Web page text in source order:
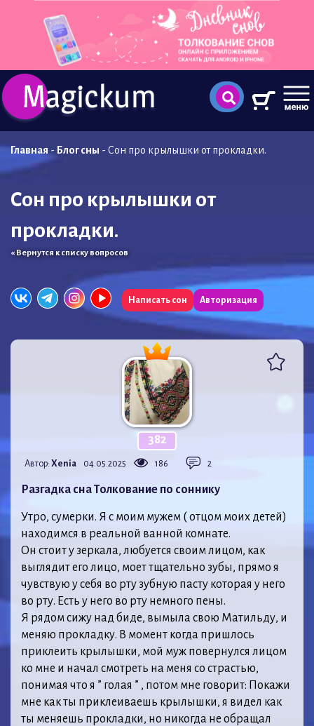
Главная - Блог сны - Сон про крылышки от прокладки.
Сон про крылышки от
прокладки.
« Вернутся к списку вопросов
Написать сон Авторизация
382
Автор: Xenia 04.05.2025 186 2
Разгадка сна Толкование по соннику
Утро, сумерки. Я с моим мужем ( отцом моих детей)
находимся в реальной ванной комнате.
Он стоит у зеркала, любуется своим лицом, как
выглядит его лицо, моет тщательно зубы, прямо я
чувствую у себя во рту зубную пасту которая у него
во рту. Есть у него во рту немного пены.
Я рядом сижу над биде, вымыла свою Матильду, и
меняю прокладку. В момент когда пришлось
приклеить крылышки, мой муж повернулся лицом
ко мне и начал смотреть на меня со страстью,
понимая что я ” голая ” , потом мне говорит: Покажи
мне как ты приклеиваешь крылышки, я видел как
ты меняешь прокладки, но никогда не обращал